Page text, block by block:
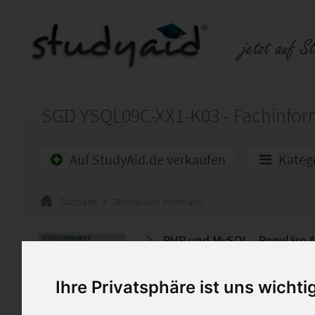
Ihre Privatsphäre ist uns
Auf StudyAid.de verkaufen
Startseite Technik und Informatik
PHP und MySQL - Reguläre
Lösung YSQL09C. Benotet